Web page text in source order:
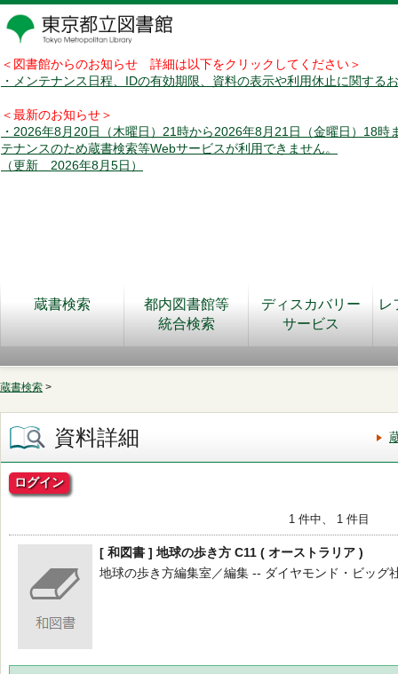
＜図書館からのお知らせ 詳細は以下をクリックしてください＞
・メンテナンス日程、IDの有効期限、資料の表示や利用休止に関する
＜最新のお知らせ＞
・2026年8月20日（木曜日）21時から2026年8月21日（金曜日）18時
テナンスのため蔵書検索等Webサービスが利用できません。
（更新 2026年8月5日）
蔵書検索
都内図書館等
統合検索
ディスカバリー
サービス
レ
蔵書検索 >
資料詳細
ログイン
1 件中、 1 件目
[ 和図書 ] 地球の歩き方 C11 ( オーストラリア )
地球の歩き方編集室／編集 -- ダイヤモンド・ビッグ